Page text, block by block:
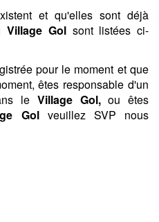
et qu'elles sont déjà
Village Golsont listées ci-
pour le moment et que
êtes responsable d'un
le Village Gol,ou êtes
Golveuillez SVP nous